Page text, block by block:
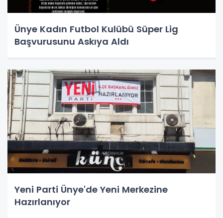
Ünye Kadın Futbol Kulübü Süper Lig
Başvurusunu Askıya Aldı
Yeni Parti Ünye'de Yeni Merkezine
Hazırlanıyor